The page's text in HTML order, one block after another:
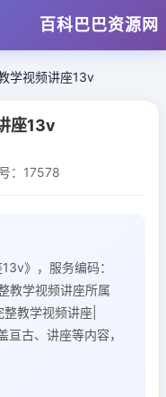
百科巴巴资源网
学视频讲座13v
座13v
：17578
》，服务编码：
教学视频讲座所属
教学视频讲座|
古、讲座等内容，